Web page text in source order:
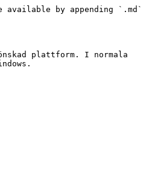
by appending `.md`
plattform. I normala